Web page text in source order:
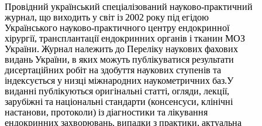
Провідний український спеціалізований науково-практичний
журнал, що виходить у світ із 2002 року під егідою
Українського науково-практичного центру ендокринної
хірургії, трансплантації ендокринних органів і тканин МОЗ
України. Журнал належить до Переліку наукових фахових
видань України, в яких можуть публікуватися результати
дисертаційних робіт на здобуття наукових ступенів та
індексується у низці міжнародних наукометричних баз.У
виданні публікуються оригінальні статті, огляди, лекції,
зарубіжні та національні стандарти (консенсуси, клінічні
настанови, протоколи) із діагностики та лікування
ендокринних захворювань, випадки з практики, актуальна